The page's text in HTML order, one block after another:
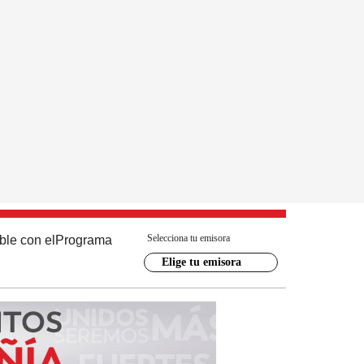
con el Programa Selecciona tu emisora
Elige tu emisora